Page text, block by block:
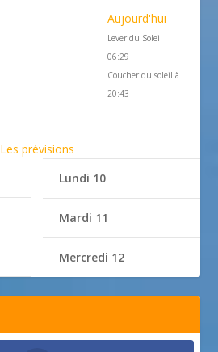
Aujourd'hui
Lever du Soleil
06:29
Coucher du soleil à
20:43
Les prévisions
Lundi 10
Mardi 11
Mercredi 12